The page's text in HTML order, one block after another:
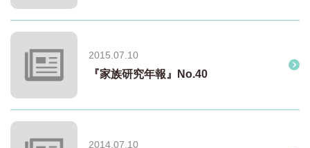
2015.07.10
『家族研究年報』No.40
2014.07.10